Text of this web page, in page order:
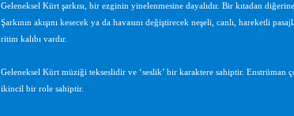
Geleneksel Kürt şarkısı, bir ezginin yinelenmesine dayalıdır. Bir kıtadan
Şarkının akışını kesecek ya da havasını değiştirecek neşeli, canlı, hareketli
ritim kalıbı vardır.
Geleneksel Kürt müziği tekseslidir ve ‘seslik’ bir karaktere sahiptir.
ikincil bir role sahiptir.